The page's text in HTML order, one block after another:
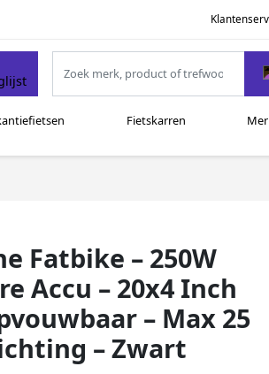
Fietskarren
Fatbike – 250W
Accu – 20x4 Inch
– Max 25
– Zwart